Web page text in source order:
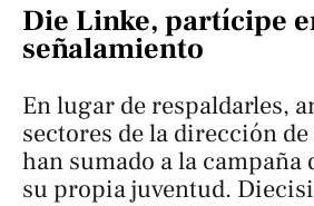
Die Linke, partícipe
señalamiento
En lugar de respaldarles,
sectores de la dirección
han sumado a la campaña
su propia juventud.